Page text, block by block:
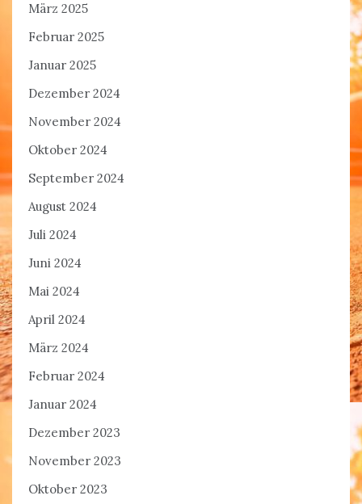
März 2025
Februar 2025
Januar 2025
Dezember 2024
November 2024
Oktober 2024
September 2024
August 2024
Juli 2024
Juni 2024
Mai 2024
April 2024
März 2024
Februar 2024
Januar 2024
Dezember 2023
November 2023
Oktober 2023